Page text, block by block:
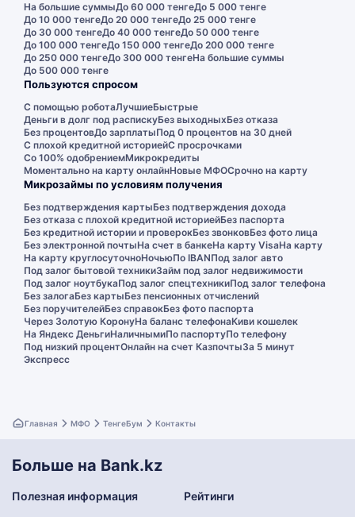
На большие суммыДо 60 000 тенгеДо 5 000 тенге
До 10 000 тенгеДо 20 000 тенгеДо 25 000 тенге
До 30 000 тенгеДо 40 000 тенгеДо 50 000 тенге
До 100 000 тенгеДо 150 000 тенгеДо 200 000 тенге
До 250 000 тенгеДо 300 000 тенгеНа большие суммы
До 500 000 тенге
Пользуются спросом
С помощью роботаЛучшиеБыстрые
Деньги в долг под распискуБез выходныхБез отказа
Без процентовДо зарплатыПод 0 процентов на 30 дней
С плохой кредитной историейС просрочками
Со 100% одобрениемМикрокредиты
Моментально на карту онлайнНовые МФОСрочно на карту
Микрозаймы по условиям получения
Без подтверждения картыБез подтверждения дохода
Без отказа с плохой кредитной историейБез паспорта
Без кредитной истории и проверокБез звонковБез фото лица
Без электронной почтыНа счет в банкеНа карту VisaНа карту
На карту круглосуточноНочьюПо IBANПод залог авто
Под залог бытовой техникиЗайм под залог недвижимости
Под залог ноутбукаПод залог спецтехникиПод залог телефона
Без залогаБез картыБез пенсионных отчислений
Без поручителейБез справокБез фото паспорта
Через Золотую КоронуНа баланс телефонаКиви кошелек
На Яндекс ДеньгиНаличнымиПо паспортуПо телефону
Под низкий процентОнлайн на счет КазпочтыЗа 5 минут
Экспресс
Главная МФО ТенгеБум Контакты
Больше на Bank.kz
Полезная информация Рейтинги